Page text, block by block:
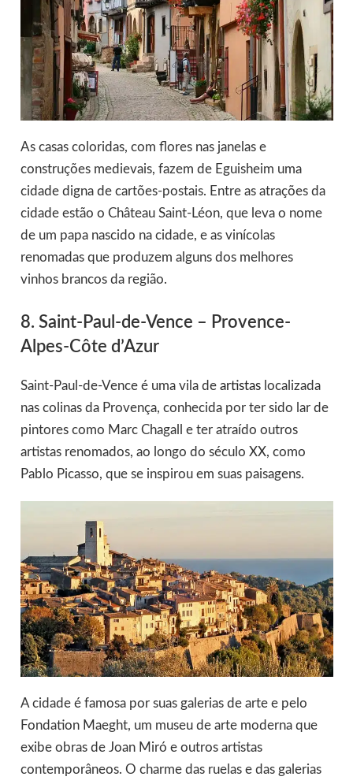
As casas coloridas, com flores nas janelas e
construções medievais, fazem de Eguisheim uma
cidade digna de cartões-postais. Entre as atrações da
cidade estão o Château Saint-Léon, que leva o nome
de um papa nascido na cidade, e as vinícolas
renomadas que produzem alguns dos melhores
vinhos brancos da região.
8. Saint-Paul-de-Vence – Provence-
Alpes-Côte d’Azur
Saint-Paul-de-Vence é uma vila de artistaslocalizada
nas colinas da Provença, conhecida por ter sido lar de
pintores como Marc Chagall e ter atraído outros
artistas renomados, ao longo do século XX, como
Pablo Picasso, que se inspirou em suas paisagens.
A cidade é famosa por suas galerias de arte e pelo
Fondation Maeght, um museu de arte moderna que
exibe obras de Joan Miró e outros artistas
contemporâneos. O charme das ruelas e das galerias